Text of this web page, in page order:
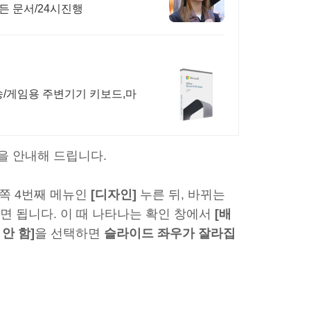
문서/24시진행
게임용 주변기기 키보드,마
안내해 드립니다.
4번째 메뉴인 [디자인] 누른 뒤, 바뀌는
됩니다. 이 때 나타나는 확인 창에서 [배
함] 을 선택하면 슬라이드 좌우가 잘라집